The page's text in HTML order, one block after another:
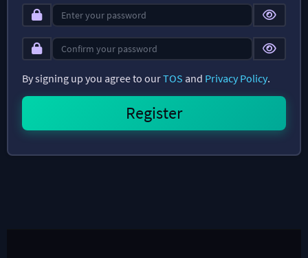
By signing up you agree to ourTOS and Privacy Policy.